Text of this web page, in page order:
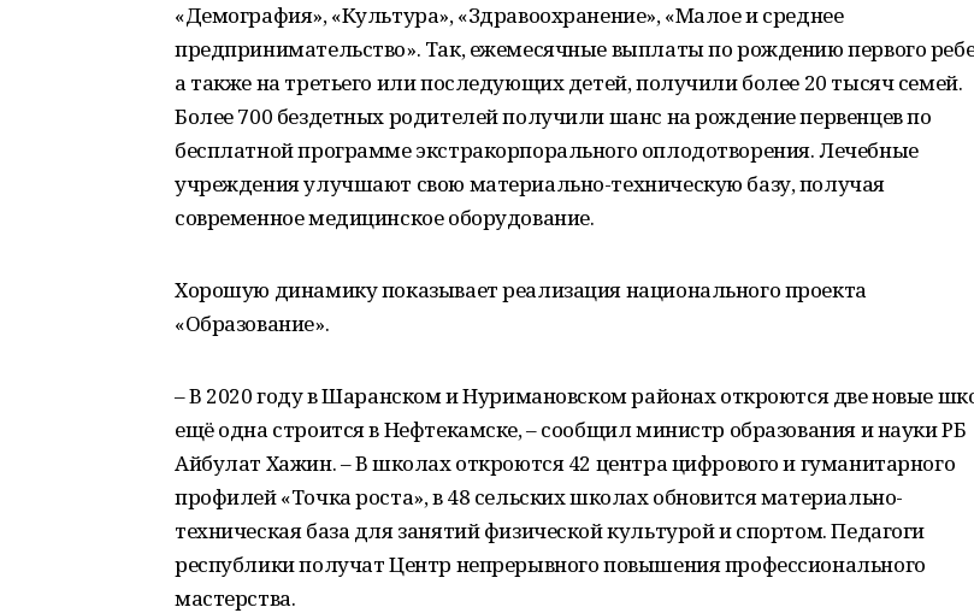
«Демография», «Культура», «Здравоохранение», «Малое и среднее
предпринимательство». Так, ежемесячные выплаты по рождению первого
а также на третьего или последующих детей, получили более 20 тысяч семей.
Более 700 бездетных родителей получили шанс на рождение первенцев по
бесплатной программе экстракорпорального оплодотворения. Лечебные
учреждения улучшают свою материально-техническую базу, получая
современное медицинское оборудование.
Хорошую динамику показывает реализация национального проекта
«Образование».
– В 2020 году в Шаранском и Нуримановском районах откроются две новые
ещё одна строится в Нефтекамске, – сообщил министр образования и науки РБ
Айбулат Хажин. – В школах откроются 42 центра цифрового и гуманитарного
профилей «Точка роста», в 48 сельских школах обновится материально-
техническая база для занятий физической культурой и спортом. Педагоги
республики получат Центр непрерывного повышения профессионального
мастерства.